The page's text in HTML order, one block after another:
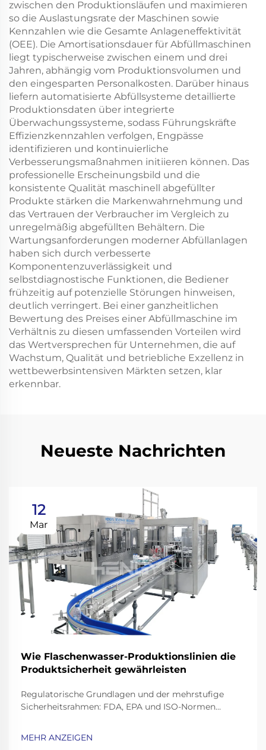
zwischen den Produktionsläufen und maximieren
so die Auslastungsrate der Maschinen sowie
Kennzahlen wie die Gesamte Anlageneffektivität
(OEE). Die Amortisationsdauer für Abfüllmaschinen
liegt typischerweise zwischen einem und drei
Jahren, abhängig vom Produktionsvolumen und
den eingesparten Personalkosten. Darüber hinaus
liefern automatisierte Abfüllsysteme detaillierte
Produktionsdaten über integrierte
Überwachungssysteme, sodass Führungskräfte
Effizienzkennzahlen verfolgen, Engpässe
identifizieren und kontinuierliche
Verbesserungsmaßnahmen initiieren können. Das
professionelle Erscheinungsbild und die
konsistente Qualität maschinell abgefüllter
Produkte stärken die Markenwahrnehmung und
das Vertrauen der Verbraucher im Vergleich zu
unregelmäßig abgefüllten Behältern. Die
Wartungsanforderungen moderner Abfüllanlagen
haben sich durch verbesserte
Komponentenzuverlässigkeit und
selbstdiagnostische Funktionen, die Bediener
frühzeitig auf potenzielle Störungen hinweisen,
deutlich verringert. Bei einer ganzheitlichen
Bewertung des Preises einer Abfüllmaschine im
Verhältnis zu diesen umfassenden Vorteilen wird
das Wertversprechen für Unternehmen, die auf
Wachstum, Qualität und betriebliche Exzellenz in
wettbewerbsintensiven Märkten setzen, klar
erkennbar.
Neueste Nachrichten
12
Mar
Wie Flaschenwasser-Produktionslinien die
Produktsicherheit gewährleisten
Regulatorische Grundlagen und der mehrstufige
Sicherheitsrahmen: FDA, EPA und ISO-Normen
ziemlich strengen Regelwerks. Die FDA hat
MEHR ANZEIGEN